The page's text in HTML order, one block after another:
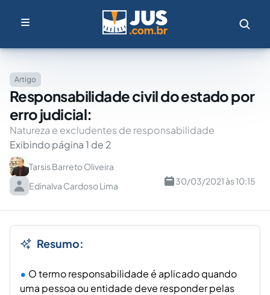
Artigo
Responsabilidade civil do estado por
erro judicial:
Natureza e excludentes de responsabilidade
Exibindo página 1 de 2
Tarsis Barreto Oliveira
Edinalva Cardoso Lima
30/03/2021 às 10:15
Resumo:
O termo responsabilidade é aplicado quando
uma pessoa ou entidade deve responder pelas